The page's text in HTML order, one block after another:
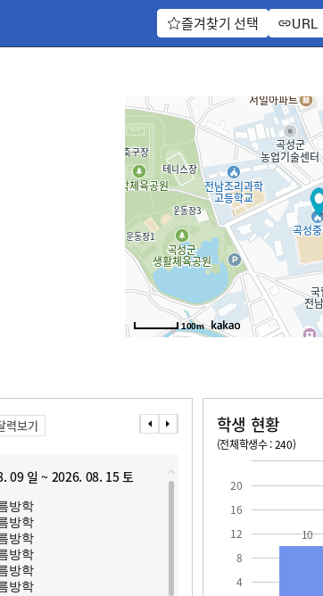
즐겨찾기 선택 URL
100m
력보기
09 일 ~ 2026. 08. 15 토
방학
방학
방학
방학
방학
방학
2026. 08. 16
08. 17 월 - 대체공휴일
08. 22 토 - 토요휴업일
학생 현황
(전체학생수 : 240)
4
8
12
16
20
10